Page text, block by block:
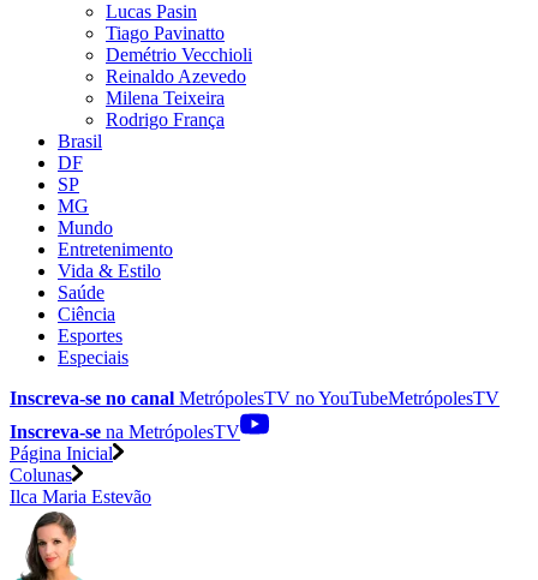
Lucas Pasin
Tiago Pavinatto
Demétrio Vecchioli
Reinaldo Azevedo
Milena Teixeira
Rodrigo França
Brasil
DF
SP
MG
Mundo
Entretenimento
Vida & Estilo
Saúde
Ciência
Esportes
Especiais
Inscreva-se no canal MetrópolesTV noYouTubeMetrópolesTV
Inscreva-se na MetrópolesTV
Página Inicial
Colunas
Ilca Maria Estevão